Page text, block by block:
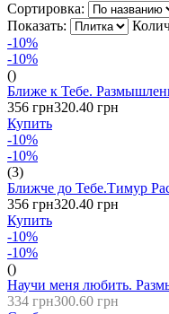
Сортировка:
Показать:
-10%
-10%
()
Ближе к Тебе.
356 грн320.40 грн
Купить
-10%
-10%
(3)
Ближче до Тебе.Тимур
356 грн320.40 грн
Купить
-10%
-10%
()
Научи меня любить.
334 грн300.60 грн